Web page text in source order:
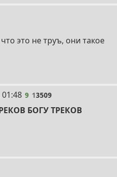
это не труъ, они такое
9 13509
БОГУ ТРЕКОВ